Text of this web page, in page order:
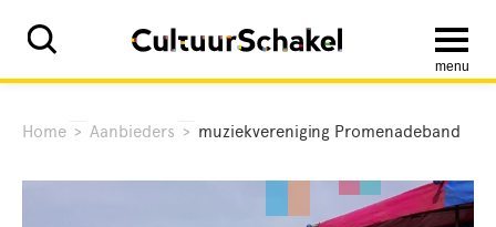
menu
Home > Aanbieders > muziekvereniging Promenadeband